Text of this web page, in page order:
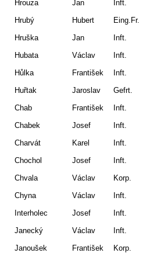
Hrouza
Jan Inft.
Hrubý
Hubert Eing.Fr.
Hruška
Jan Inft.
Hubata
Václav Inft.
Hůlka
František Inft.
Huřtak
Jaroslav Gefrt.
Chab
František Inft.
Chabek
Josef Inft.
Charvát
Karel Inft.
Chochol
Josef Inft.
Chvala
Václav Korp.
Chyna
Václav Inft.
Interholec
Josef Inft.
Janecký
Václav Inft.
Janoušek
František Korp.